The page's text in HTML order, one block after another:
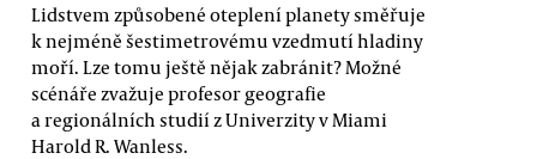
Lidstvem způsobené oteplení planety směřuje
k nejméně šestimetrovému vzedmutí hladiny
moří. Lze tomu ještě nějak zabránit? Možné
scénáře zvažuje profesor geografie
a regionálních studií z Univerzity v Miami
Harold R. Wanless.